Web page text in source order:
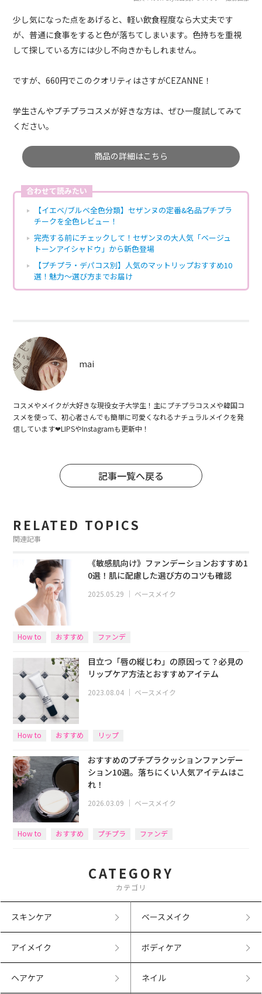
少し気になった点をあげると、軽い飲食程度なら大丈夫です
が、普通に食事をすると色が落ちてしまいます。色持ちを重視
して探している方には少し不向きかもしれません。
ですが、660円でこのクオリティはさすがCEZANNE！
学生さんやプチプラコスメが好きな方は、ぜひ一度試してみて
ください。
商品の詳細はこちら
合わせて読みたい
【イエベ/ブルベ全色分類】セザンヌの定番&名品プチプラ
チークを全色レビュー！
完売する前にチェックして！セザンヌの大人気「ベージュ
トーンアイシャドウ」から新色登場
【プチプラ・デパコス別】人気のマットリップおすすめ10
選！魅力〜選び方までお届け
mai
コスメやメイクが大好きな現役女子大学生！主にプチプラコスメや韓国コ
スメを使って、初心者さんでも簡単に可愛くなれるナチュラルメイクを発
信しています‪‪❤︎‬LIPSやInstagramも更新中！
記事一覧へ戻る
RELATED TOPICS
関連記事
《敏感肌向け》ファンデーションおすすめ1
0選！肌に配慮した選び方のコツも確認
2025.05.29 ｜ ベースメイク
How to おすすめ ファンデ
目立つ「唇の縦じわ」の原因って？必見の
リップケア方法とおすすめアイテム
2023.08.04 ｜ ベースメイク
How to おすすめ リップ
おすすめのプチプラクッションファンデー
ション10選。落ちにくい人気アイテムはこ
れ！
2026.03.09 ｜ ベースメイク
How to おすすめ プチプラ ファンデ
CATEGORY
カテゴリ
スキンケア ベースメイク
アイメイク ボディケア
ヘアケア ネイル